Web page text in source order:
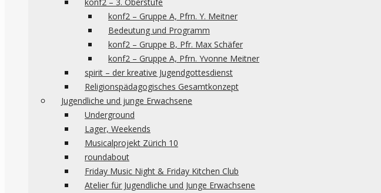
konf2 – Gruppe A, Pfrn. Y. Meitner
Bedeutung und Programm
konf2 – Gruppe B, Pfr. Max Schäfer
konf2 – Gruppe A, Pfrn. Yvonne Meitner
spirit – der kreative Jugendgottesdienst
Religionspädagogisches Gesamtkonzept
Jugendliche und junge Erwachsene
Underground
Lager, Weekends
Musicalprojekt Zürich 10
roundabout
Friday Music Night & Friday Kitchen Club
Atelier für Jugendliche und Junge Erwachsene